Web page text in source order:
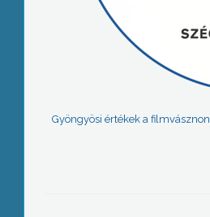
Gyöngyösi értékek a filmvásznon